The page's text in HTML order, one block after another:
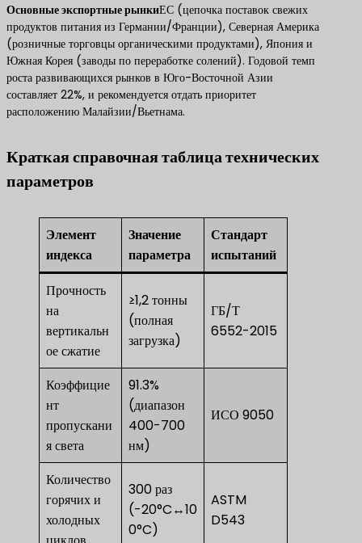
​Основные экспортные рынки​ЕС (цепочка поставок свежих
продуктов питания из Германии/Франции), Северная Америка
(розничные торговцы органическими продуктами), Япония и
Южная Корея (заводы по переработке солений). Годовой темп
роста развивающихся рынков в Юго-Восточной Азии
составляет 22%, и рекомендуется отдать приоритет
расположению Малайзии/Вьетнама.
Краткая справочная таблица технических
параметров
Элемент
индекса
Значение
параметра
Стандарт
испытаний
Прочность
на
вертикальн
ое сжатие
≥1,2 тонны
(полная
загрузка)
ГБ/Т
6552-2015
Коэффицие
нт
пропускани
я света
91.3%
(диапазон
400-700
нм)
ИСО 9050
Количество
горячих и
холодных
300 раз
(-20°C↔10
0°C)
ASTM
D543